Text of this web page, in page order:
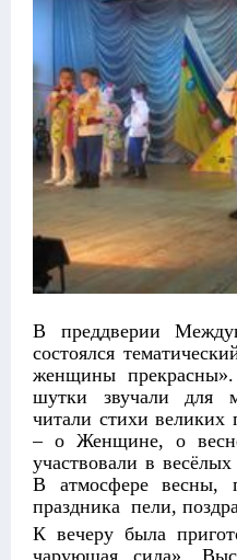
В преддверии
состоялся
женщины
шутки звучали для
читали стихи великих
– о Женщине, о
участвовали в
В атмосфере весны,
праздника пели,
К вечеру была
чарующая сила».